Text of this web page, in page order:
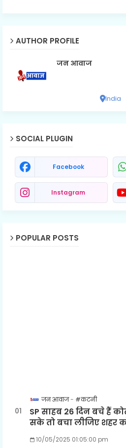
AUTHOR PROFILE
जन आवाज
India
SOCIAL PLUGIN
Facebook
Instagram
POPULAR POSTS
जन आवाज #कटनी
SP साहब 26 दिन बचे हैं
सके तो बचा लीजिए शहर
10/05/2025 01:05:00 pm